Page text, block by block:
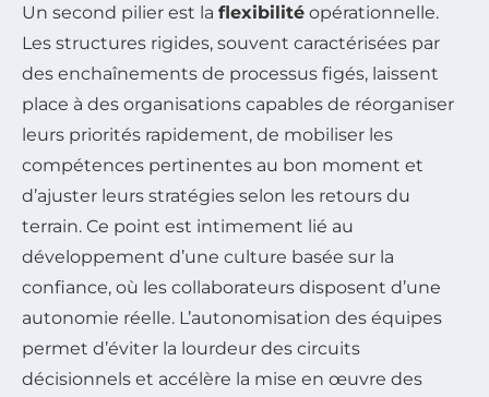
Un second pilier est la flexibilité opérationnelle.
Les structures rigides, souvent caractérisées par
des enchaînements de processus figés, laissent
place à des organisations capables de réorganiser
leurs priorités rapidement, de mobiliser les
compétences pertinentes au bon moment et
d’ajuster leurs stratégies selon les retours du
terrain. Ce point est intimement lié au
développement d’une culture basée sur la
confiance, où les collaborateurs disposent d’une
autonomie réelle. L’autonomisation des équipes
permet d’éviter la lourdeur des circuits
décisionnels et accélère la mise en œuvre des